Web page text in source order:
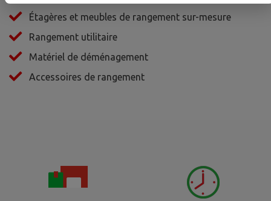
Étagères et meubles de rangement sur-mesure
Rangement utilitaire
Matériel de déménagement
Accessoires de rangement